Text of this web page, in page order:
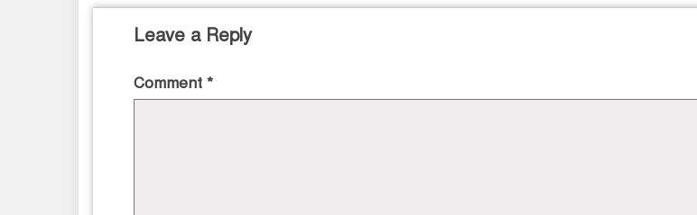
Leave a Reply
Comment *